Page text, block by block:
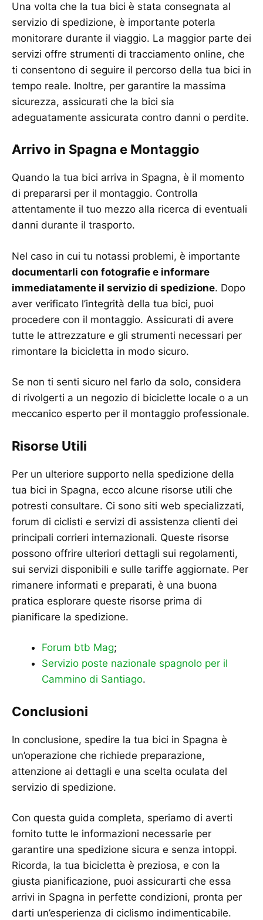
Una volta che la tua bici è stata consegnata al
servizio di spedizione, è importante poterla
monitorare durante il viaggio. La maggior parte dei
servizi offre strumenti di tracciamento online, che
ti consentono di seguire il percorso della tua bici in
tempo reale. Inoltre, per garantire la massima
sicurezza, assicurati che la bici sia
adeguatamente assicurata contro danni o perdite.
Arrivo in Spagna e Montaggio
Quando la tua bici arriva in Spagna, è il momento
di prepararsi per il montaggio. Controlla
attentamente il tuo mezzo alla ricerca di eventuali
danni durante il trasporto.
Nel caso in cui tu notassi problemi, è importante
documentarli con fotografie e informare
immediatamente il servizio di spedizione. Dopo
aver verificato l’integrità della tua bici, puoi
procedere con il montaggio. Assicurati di avere
tutte le attrezzature e gli strumenti necessari per
rimontare la bicicletta in modo sicuro.
Se non ti senti sicuro nel farlo da solo, considera
di rivolgerti a un negozio di biciclette locale o a un
meccanico esperto per il montaggio professionale.
Risorse Utili
Per un ulteriore supporto nella spedizione della
tua bici in Spagna, ecco alcune risorse utili che
potresti consultare. Ci sono siti web specializzati,
forum di ciclisti e servizi di assistenza clienti dei
principali corrieri internazionali. Queste risorse
possono offrire ulteriori dettagli sui regolamenti,
sui servizi disponibili e sulle tariffe aggiornate. Per
rimanere informati e preparati, è una buona
pratica esplorare queste risorse prima di
pianificare la spedizione.
Forum btb Mag;
Servizio poste nazionale spagnolo per il
Cammino di Santiago.
Conclusioni
In conclusione, spedire la tua bici in Spagna è
un’operazione che richiede preparazione,
attenzione ai dettagli e una scelta oculata del
servizio di spedizione.
Con questa guida completa, speriamo di averti
fornito tutte le informazioni necessarie per
garantire una spedizione sicura e senza intoppi.
Ricorda, la tua bicicletta è preziosa, e con la
giusta pianificazione, puoi assicurarti che essa
arrivi in Spagna in perfette condizioni, pronta per
darti un’esperienza di ciclismo indimenticabile.